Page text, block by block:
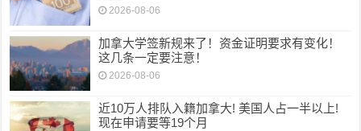
2026-08-06
加拿大学签新规来了！资金证明要求有变化！
这几条一定要注意！
2026-08-06
近10万人排队入籍加拿大! 美国人占一半以上!
现在申请要等19个月